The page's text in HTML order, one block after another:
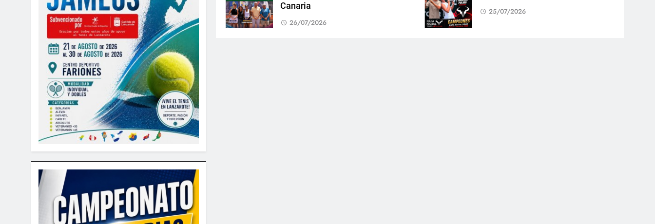
Canaria
26/07/2026
25/07/2026